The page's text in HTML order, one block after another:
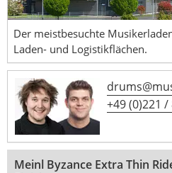
Der meistbesuchte
Laden- und Logistikflächen.
+49 (0)221 /
Meinl Byzance Extra Thin